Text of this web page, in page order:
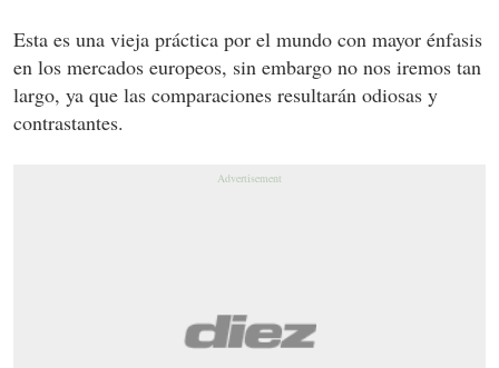
Esta es una vieja práctica por el mundo con mayor énfasis
en los mercados europeos, sin embargo no nos iremos tan
largo, ya que las comparaciones resultarán odiosas y
contrastantes.